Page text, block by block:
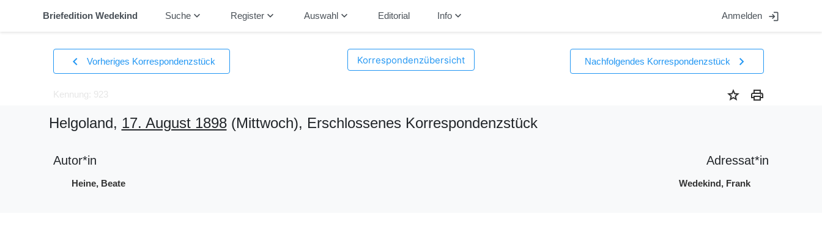
Briefedition Wedekind Suchekeyboard_arrow_down Registerkeyboard_arrow_down Auswahlkeyboard_arrow_down Editorial Infokeyboard_arrow_down Anmelden login
chevron_left Vorheriges Korrespondenzstück Korrespondenzübersicht Nachfolgendes Korrespondenzstück chevron_right
Kennung: 923 star print
Helgoland, 17. August 1898(Mittwoch), Erschlossenes Korrespondenzstück
Autor*in
Heine, Beate
Adressat*in
Wedekind, Frank